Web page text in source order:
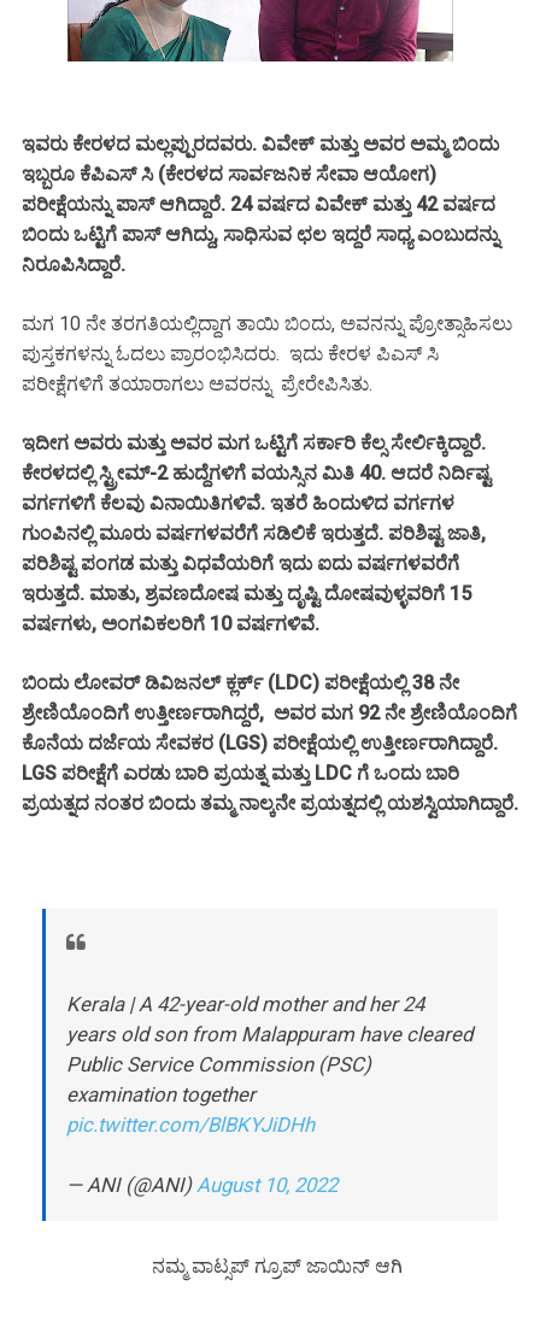
ಇವರು ಕೇರಳದ ಮಲ್ಲಪ್ಪುರದವರು. ವಿವೇಕ್ ಮತ್ತು ಅವರ ಅಮ್ಮ ಬಿಂದು
ಇಬ್ಬರೂ ಕೆಪಿಎಸ್ ಸಿ (ಕೇರಳದ ಸಾರ್ವಜನಿಕ ಸೇವಾ ಆಯೋಗ)
ಪರೀಕ್ಷೆಯನ್ನು ಪಾಸ್ ಆಗಿದ್ದಾರೆ. 24 ವರ್ಷದ ವಿವೇಕ್ ಮತ್ತು 42 ವರ್ಷದ
ಬಿಂದು ಒಟ್ಟಿಗೆ ಪಾಸ್ ಆಗಿದ್ದು, ಸಾಧಿಸುವ ಛಲ ಇದ್ದರೆ ಸಾಧ್ಯ ಎಂಬುದನ್ನು
ನಿರೂಪಿಸಿದ್ದಾರೆ.
ಮಗ 10 ನೇ ತರಗತಿಯಲ್ಲಿದ್ದಾಗ ತಾಯಿ ಬಿಂದು, ಅವನನ್ನು ಪ್ರೋತ್ಸಾಹಿಸಲು
ಪುಸ್ತಕಗಳನ್ನು ಓದಲು ಪ್ರಾರಂಭಿಸಿದರು. ಇದು ಕೇರಳ ಪಿಎಸ್ ಸಿ
ಪರೀಕ್ಷೆಗಳಿಗೆ ತಯಾರಾಗಲು ಅವರನ್ನು ಪ್ರೇರೇಪಿಸಿತು.
ಇದೀಗ ಅವರು ಮತ್ತು ಅವರ ಮಗ ಒಟ್ಟಿಗೆ ಸರ್ಕಾರಿ ಕೆಲ್ಸ ಸೇರ್ಲಿಕ್ಕಿದ್ದಾರೆ.
ಕೇರಳದಲ್ಲಿ ಸ್ಟ್ರೀಮ್-2 ಹುದ್ದೆಗಳಿಗೆ ವಯಸ್ಸಿನ ಮಿತಿ 40. ಆದರೆ ನಿರ್ದಿಷ್ಟ
ವರ್ಗಗಳಿಗೆ ಕೆಲವು ವಿನಾಯಿತಿಗಳಿವೆ. ಇತರೆ ಹಿಂದುಳಿದ ವರ್ಗಗಳ
ಗುಂಪಿನಲ್ಲಿ ಮೂರು ವರ್ಷಗಳವರೆಗೆ ಸಡಿಲಿಕೆ ಇರುತ್ತದೆ. ಪರಿಶಿಷ್ಟ ಜಾತಿ,
ಪರಿಶಿಷ್ಟ ಪಂಗಡ ಮತ್ತು ವಿಧವೆಯರಿಗೆ ಇದು ಐದು ವರ್ಷಗಳವರೆಗೆ
ಇರುತ್ತದೆ. ಮಾತು, ಶ್ರವಣದೋಷ ಮತ್ತು ದೃಷ್ಟಿ ದೋಷವುಳ್ಳವರಿಗೆ 15
ವರ್ಷಗಳು, ಅಂಗವಿಕಲರಿಗೆ 10 ವರ್ಷಗಳಿವೆ.
ಬಿಂದು ಲೋವರ್ ಡಿವಿಜನಲ್ ಕ್ಲರ್ಕ್ (LDC) ಪರೀಕ್ಷೆಯಲ್ಲಿ 38 ನೇ
ಶ್ರೇಣಿಯೊಂದಿಗೆ ಉತ್ತೀರ್ಣರಾಗಿದ್ದರೆ, ಅವರ ಮಗ 92 ನೇ ಶ್ರೇಣಿಯೊಂದಿಗೆ
ಕೊನೆಯ ದರ್ಜೆಯ ಸೇವಕರ (LGS) ಪರೀಕ್ಷೆಯಲ್ಲಿ ಉತ್ತೀರ್ಣರಾಗಿದ್ದಾರೆ.
LGS ಪರೀಕ್ಷೆಗೆ ಎರಡು ಬಾರಿ ಪ್ರಯತ್ನ ಮತ್ತು LDC ಗೆ ಒಂದು ಬಾರಿ
ಪ್ರಯತ್ನದ ನಂತರ ಬಿಂದು ತಮ್ಮ ನಾಲ್ಕನೇ ಪ್ರಯತ್ನದಲ್ಲಿ ಯಶಸ್ವಿಯಾಗಿದ್ದಾರೆ.
Kerala | A 42-year-old mother and her 24
years old son from Malappuram have cleared
Public Service Commission (PSC)
examination together
pic.twitter.com/BlBKYJiDHh
— ANI (@ANI) August 10, 2022
ನಮ್ಮ ವಾಟ್ಸಪ್ ಗ್ರೂಪ್ ಜಾಯಿನ್ ಆಗಿ